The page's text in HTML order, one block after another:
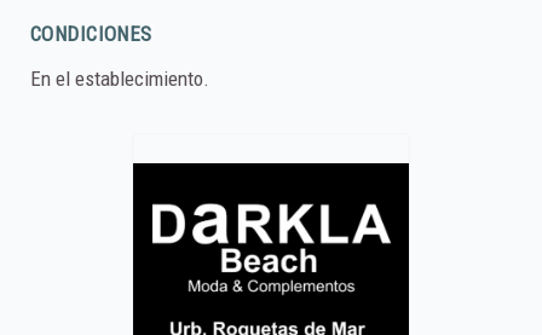
CONDICIONES
En el establecimiento.